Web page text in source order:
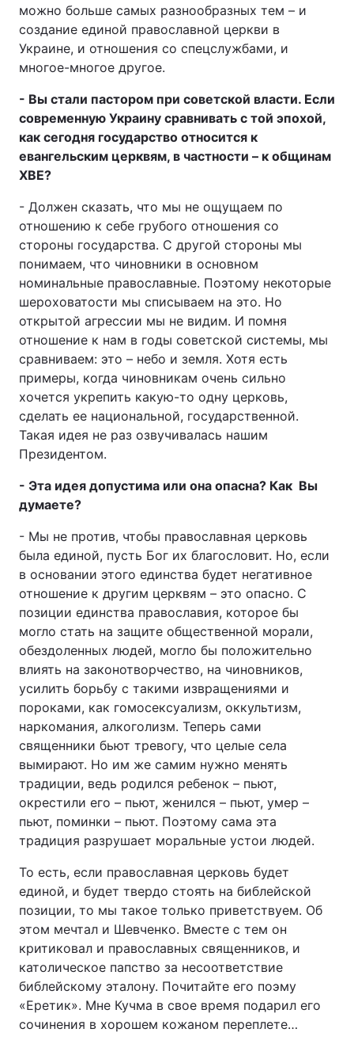
Зброя Інциденти
Здоров'я Туризм
Цікавинки Погода
Відео з Youtube Статті
Інтерв'ю
Архів Вакансії
Контакти
ПОСЛУГИ
Реклама на сайті Фотобанк
Моніторинг Пресцентр
можно больше самых разнообразных тем – и
создание единой православной церкви в
Украине, и отношения со спецслужбами, и
многое-многое другое.
- Вы стали пастором при советской власти. Если
современную Украину сравнивать с той эпохой,
как сегодня государство относится к
евангельским церквям, в частности – к общинам
ХВЕ?
- Должен сказать, что мы не ощущаем по
отношению к себе грубого отношения со
стороны государства. С другой стороны мы
понимаем, что чиновники в основном
номинальные православные. Поэтому некоторые
шероховатости мы списываем на это. Но
открытой агрессии мы не видим. И помня
отношение к нам в годы советской системы, мы
сравниваем: это – небо и земля. Хотя есть
примеры, когда чиновникам очень сильно
хочется укрепить какую-то одну церковь,
сделать ее национальной, государственной.
Такая идея не раз озвучивалась нашим
Президентом.
- Эта идея допустима или она опасна? Как Вы
думаете?
- Мы не против, чтобы православная церковь
была единой, пусть Бог их благословит. Но, если
в основании этого единства будет негативное
отношение к другим церквям – это опасно. С
позиции единства православия, которое бы
могло стать на защите общественной морали,
обездоленных людей, могло бы положительно
влиять на законотворчество, на чиновников,
усилить борьбу с такими извращениями и
пороками, как гомосексуализм, оккультизм,
наркомания, алкоголизм. Теперь сами
священники бьют тревогу, что целые села
вымирают. Но им же самим нужно менять
традиции, ведь родился ребенок – пьют,
окрестили его – пьют, женился – пьют, умер –
пьют, поминки – пьют. Поэтому сама эта
традиция разрушает моральные устои людей.
То есть, если православная церковь будет
единой, и будет твердо стоять на библейской
позиции, то мы такое только приветствуем. Об
этом мечтал и Шевченко. Вместе с тем он
критиковал и православных священников, и
католическое папство за несоответствие
библейскому эталону. Почитайте его поэму
«Еретик». Мне Кучма в свое время подарил его
сочинения в хорошем кожаном переплете…